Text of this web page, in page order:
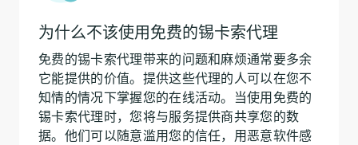
为什么不该使用免费的锡卡索代理
免费的锡卡索代理带来的问题和麻烦通常要多余
它能提供的价值。提供这些代理的人可以在您不
知情的情况下掌握您的在线活动。当使用免费的
锡卡索代理时，您将与服务提供商共享您的数
据。他们可以随意滥用您的信任，用恶意软件感